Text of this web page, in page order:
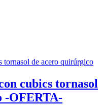
cubics tornasol
-OFERTA-